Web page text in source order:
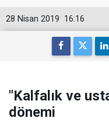
16:16
28 Nisan 2019
"Kalfalık ve
dönemi